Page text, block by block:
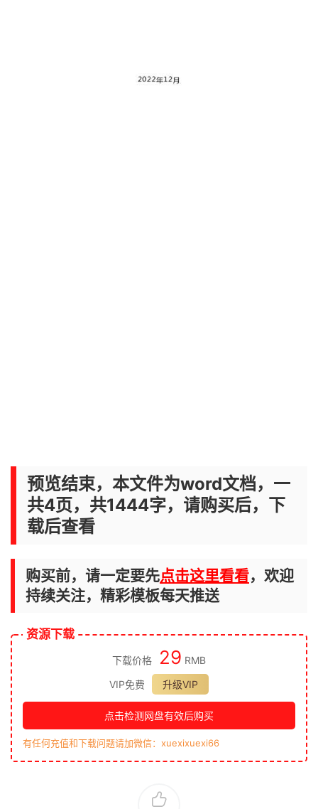
预览结束，本文件为word文档，一
共4页，共1444字，请购买后，下
载后查看
购买前，请一定要先点击这里看看，欢迎
持续关注，精彩模板每天推送
资源下载
下载价格 29 RMB
VIP免费
升级VIP
点击检测网盘有效后购买
有任何充值和下载问题请加微信：xuexixuexi66